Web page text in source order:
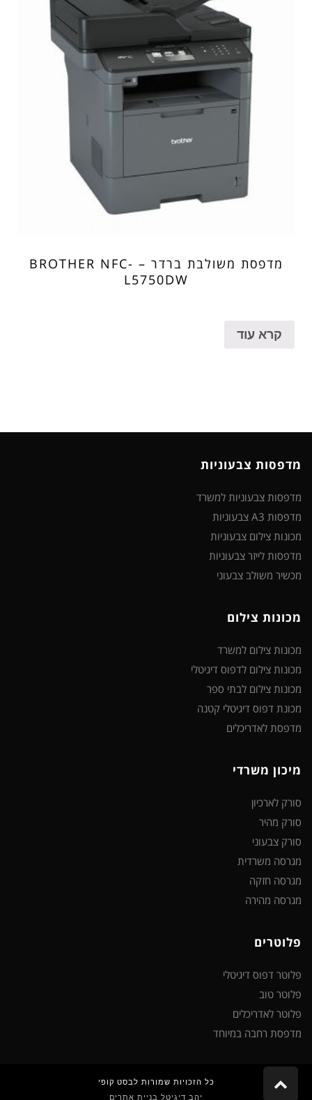
מדפסת משולבת ברדר – BROTHER NFC-
L5750DW
קרא עוד
מדפסות צבעוניות
מדפסות צבעוניות למשרד
מדפסות A3 צבעוניות
מכונות צילום צבעוניות
מדפסות לייזר צבעוניות
מכשיר משולב צבעוני
מכונות צילום
מכונות צילום למשרד
מכונות צילום לדפוס דיגיטלי
מכונות צילום לבתי ספר
מכונת דפוס דיגיטלי קטנה
מדפסת לאדריכלים
מיכון משרדי
סורק לארכיון
סורק מהיר
סורק צבעוני
מגרסה משרדית
מגרסה חזקה
מגרסה מהירה
פלוטרים
פלוטר דפוס דיגיטלי
פלוטר טוב
פלוטר לאדריכלים
מדפסת רחבה במיוחד
כל הזכויות שמורות לבסט קופי
יהב דיגיטל בניית אתרים
גלילה